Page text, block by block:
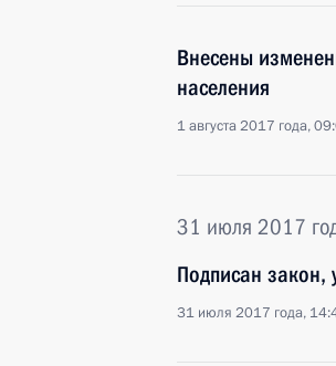
Внесены
населения
1 августа 2017 года,
31 июля 2017
Подписан закон,
31 июля 2017 года,